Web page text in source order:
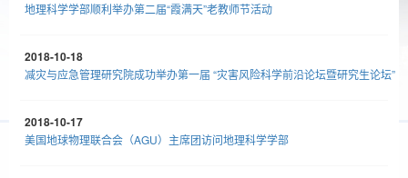
地理科学学部顺利举办第二届“霞满天”老教师节活动
2018-10-18
减灾与应急管理研究院成功举办第一届 “灾害风险科学前沿论坛暨研究生论坛”
2018-10-17
美国地球物理联合会（AGU）主席团访问地理科学学部